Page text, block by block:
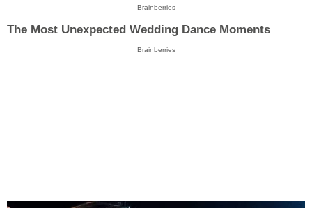
Brainberries
The Most Unexpected Wedding Dance Moments
Brainberries